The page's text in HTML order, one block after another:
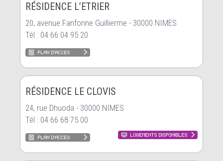
RÉSIDENCE L’ETRIER
20, avenue Fanfonne Guillierme - 30000 NIMES
Tél : 04 66 04 95 20
RÉSIDENCE LE CLOVIS
24, rue Dhuoda - 30000 NIMES
Tél : 04 66 68 75 00